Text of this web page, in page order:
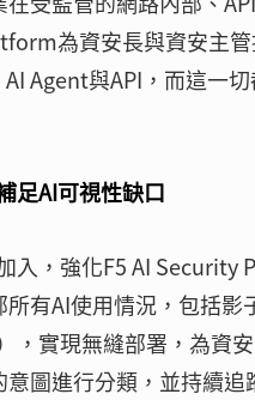
為資安長與資安主
Agent與API，而這一
足AI可視性缺口
入，強化F5 AI
所有AI使用情況，包括
，實現無縫部署，為資
圖進行分類，並持續